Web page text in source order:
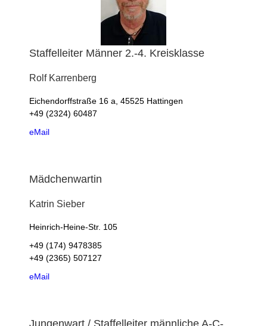
Staffelleiter Männer 2.-4. Kreisklasse
Rolf Karrenberg
Eichendorffstraße 16 a, 45525 Hattingen
+49 (2324) 60487
eMail
Mädchenwartin
Katrin Sieber
Heinrich-Heine-Str. 105
+49 (174) 9478385
+49 (2365) 507127
eMail
Jungenwart / Staffelleiter männliche A-C-